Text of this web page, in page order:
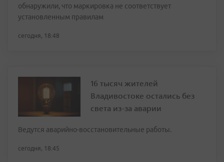
обнаружили, что маркировка не соответствует
установленным правилам
сегодня, 18:48
16 тысяч жителей
Владивостоке остались без
света из-за аварии
Ведутся аварийно-восстановительные работы.
сегодня, 18:45